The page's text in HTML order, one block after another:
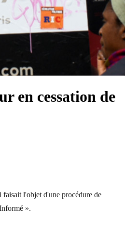
en cessation de
faisait l'objet d'une procédure de
».